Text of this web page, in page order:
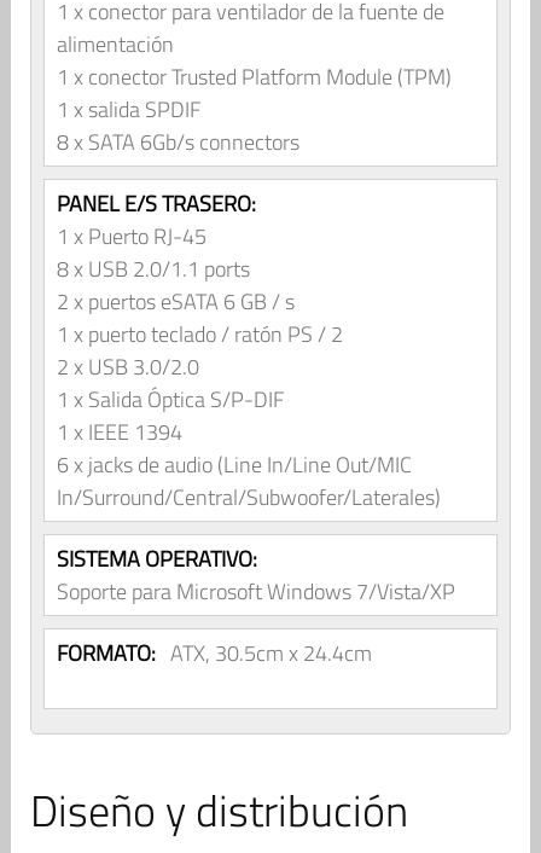
1 x conector para ventilador de la fuente de
alimentación
1 x conector Trusted Platform Module (TPM)
1 x salida SPDIF
8 x SATA 6Gb/s connectors
PANEL E/S TRASERO:
1 x Puerto RJ-45
8 x USB 2.0/1.1 ports
2 x puertos eSATA 6 GB / s
1 x puerto teclado / ratón PS / 2
2 x USB 3.0/2.0
1 x Salida Óptica S/P-DIF
1 x IEEE 1394
6 x jacks de audio (Line In/Line Out/MIC
In/Surround/Central/Subwoofer/Laterales)
SISTEMA OPERATIVO:
Soporte para Microsoft Windows 7/Vista/XP
FORMATO: ATX, 30.5cm x 24.4cm
Diseño y distribución